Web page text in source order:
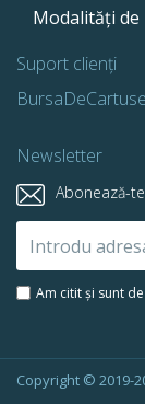
Modalități de
Suport clienți
BursaDeCartuse
Newsletter
Abonează-
la
newsletter-
Am citit și sunt
Copyright © 2019-